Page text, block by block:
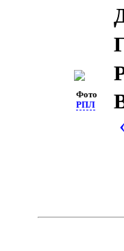
Фото
РПЛ